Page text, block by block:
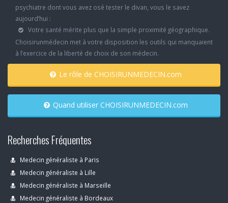
psychiatre dont vous avez osé tester le divan, vous le savez
aujourd’hui :
Votre santé mérite plus que la simple proximité géographique.
Choisirunmédecin met à votre disposition les outils qui manquaient
à l’exercice de la liberté de choix de son médecin.
Le rôle de CHOISIRUNMEDECIN.com
Quand utiliser CHOISIRUNMEDECIN.com
Recherches Fréquentes
Medecin généraliste à Paris
Medecin généraliste à Lille
Medecin généraliste à Marseille
Medecin généraliste à Bordeaux